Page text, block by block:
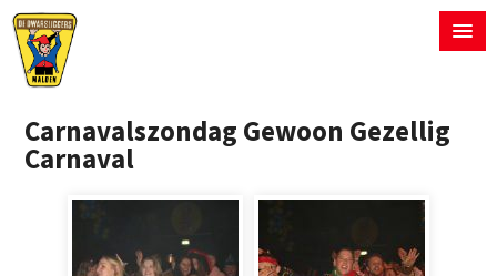
Carnavalszondag Gewoon Gezellig
Carnaval